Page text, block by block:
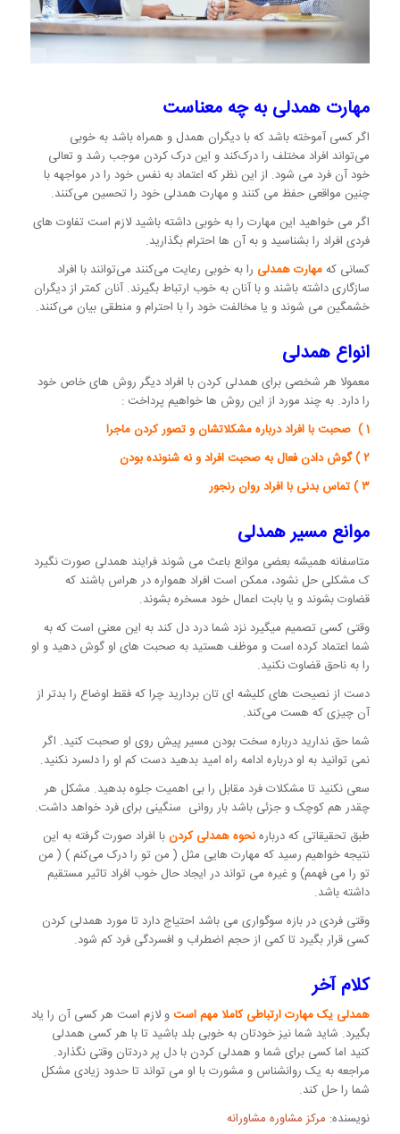
مهارت همدلی به چه معناست
اگر کسی آموخته باشد که با دیگران همدل و همراه باشد به خوبی
می‌تواند افراد مختلف را درک‌کند و این درک کردن موجب رشد و تعالی
خود آن فرد می شود.‌ از این نظر که اعتماد به نفس خود را در مواجهه با
چنین مواقعی حفظ می کنند و مهارت همدلی خود را تحسین می‌کنند.
اگر می خواهید این مهارت را به خوبی داشته باشید لازم است تفاوت های
فردی افراد را بشناسید و به آن ها احترام‌ بگذارید.
کسانی کهمهارت همدلی را به خوبی رعایت می‌کنند می‌توانند با افراد
سازگاری داشته باشند و با آنان به خوب ارتباط بگیرند. آنان کمتر از دیگران
خشمگین می شوند و یا مخالفت خود را با احترام و منطقی بیان می‌کنند.
انواع همدلی
معمولا هر شخصی برای همدلی کردن با افراد دیگر روش های خاص خود
را دارد. به چند مورد از این روش ها خواهیم پرداخت :
1 ) صحبت با افراد درباره مشکلاتشان و تصور کردن ماجرا
۲ ) گوش دادن فعال به صحبت افراد و نه شنونده بودن
۳ ) تماس بدنی با افراد روان رنجور
موانع مسیر همدلی
متاسفانه همیشه بعضی موانع باعث می شوند فرایند همدلی صورت نگیرد
ک مشکلی حل نشود، ممکن است افراد همواره در هراس باشند که
قضاوت بشوند و یا بابت اعمال خود مسخره بشوند.
وقتی کسی تصمیم میگیرد نزد شما درد دل کند به این معنی است که به
شما اعتماد کرده است و موظف هستید به صحبت های او گوش دهید و او
را به ناحق قضاوت نکنید.
دست از نصیحت های کلیشه ای تان بردارید چرا که فقط اوضاع را بدتر از
آن چیزی که هست می‌کند.
شما حق ندارید درباره سخت بودن مسیر پیش روی او صحبت کنید. اگر
نمی توانید به او درباره ادامه راه امید بدهید دست کم او را دلسرد نکنید.
سعی نکنید تا مشکلات فرد مقابل را بی اهمیت جلوه بدهید‌. مشکل هر
چقدر هم کوچک و جزئی باشد بار روانی سنگینی برای فرد خواهد داشت.
طبق تحقیقاتی که دربارهنحوه همدلی کردنبا افراد صورت گرفته به این
نتیجه خواهیم رسید که مهارت هایی مثل ( من تو را درک می‌کنم ) ( من
تو را می فهمم) و غیره می تواند در ایجاد حال خوب افراد تاثیر مستقیم
داشته باشد.
وقتی فردی در بازه سوگواری می باشد احتیاج دارد تا مورد همدلی کردن
کسی قرار بگیرد تا کمی از حجم اضطراب و افسردگی فرد کم شود.
کلام آخر
همدلی یک مهارت ارتباطی کاملا مهم استو لازم است هر کسی آن را یاد
بگیرد. شاید شما نیز خودتان به خوبی بلد باشید تا با هر کسی همدلی
کنید اما کسی برای شما و همدلی کردن با دل پر دردتان وقتی نگذارد.
مراجعه به یک روانشناس و مشورت با او می تواند تا حدود زیادی مشکل
شما را حل کند.
نویسنده: مرکز مشاوره مشاورانه